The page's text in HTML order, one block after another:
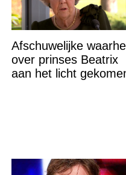
Afschuwelijke
over prinses Beatrix
aan het licht